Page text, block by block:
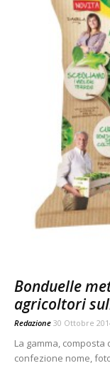
Bonduelle
agricoltori
Redazione 30 Ottobre
La gamma,
confezione nome,